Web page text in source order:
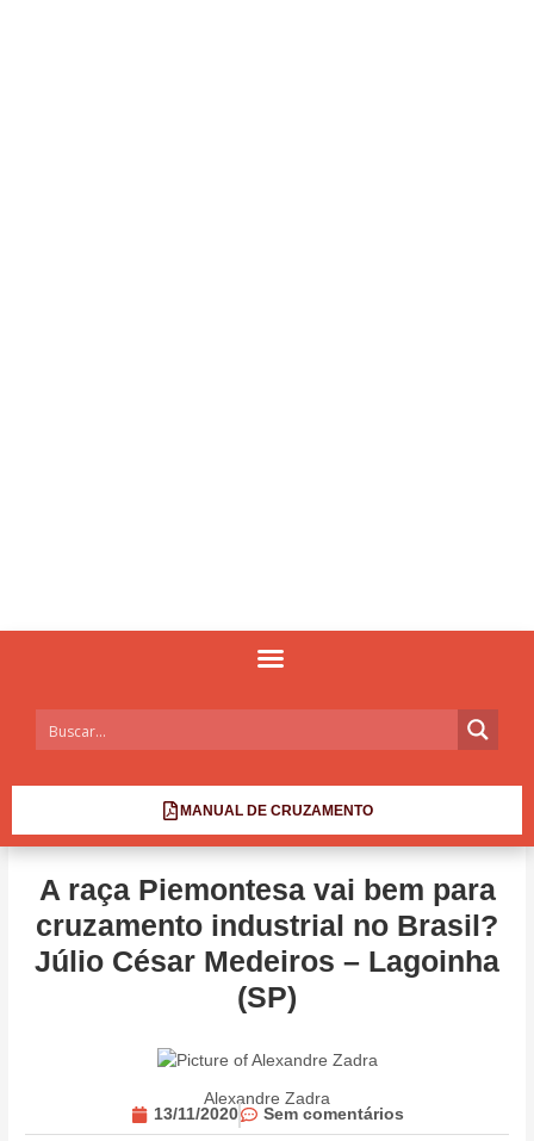
MANUAL DE CRUZAMENTO
A raça Piemontesa vai bem para
cruzamento industrial no Brasil?
Júlio César Medeiros – Lagoinha
(SP)
Alexandre Zadra
13/11/2020 Sem comentários